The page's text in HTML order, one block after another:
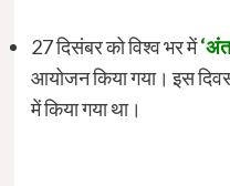
27 दिसंबर को विश्व भर में
आयोजन किया गया। इस
में किया गया था।